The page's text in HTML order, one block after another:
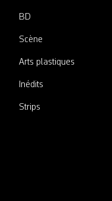
BD
Scène
Arts plastiques
Inédits
Strips